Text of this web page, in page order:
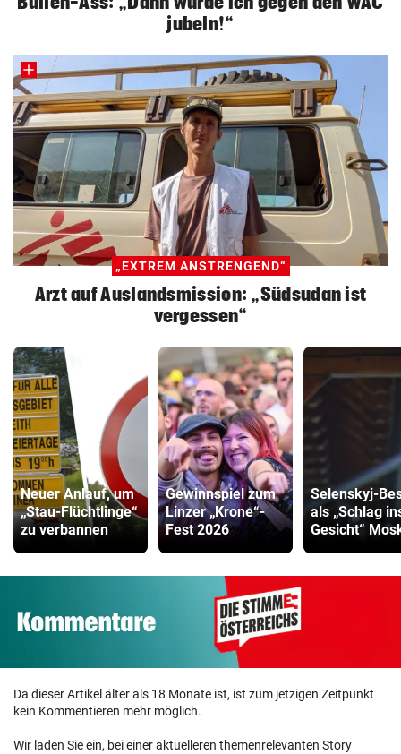
jubeln!“
„EXTREM ANSTRENGEND“
Arzt auf Auslandsmission: „Südsudan ist
vergessen“
Neuer Anlauf, um
„Stau-Flüchtlinge“
zu verbannen
Gewinnspiel zum
Linzer „Krone“-
Fest 2026
Selenskyj-
als „Schlag
Gesicht“
Da dieser Artikel älter als 18 Monate ist, ist zum jetzigen Zeitpunkt
kein Kommentieren mehr möglich.
Wir laden Sie ein, bei einer aktuelleren themenrelevanten Story